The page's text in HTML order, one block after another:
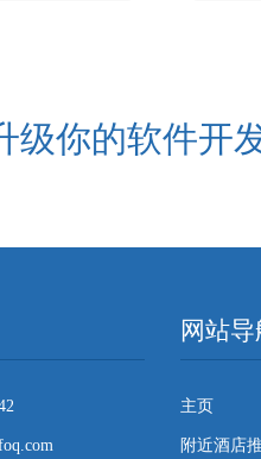
级你的软件开
网站导
主页
附近酒店